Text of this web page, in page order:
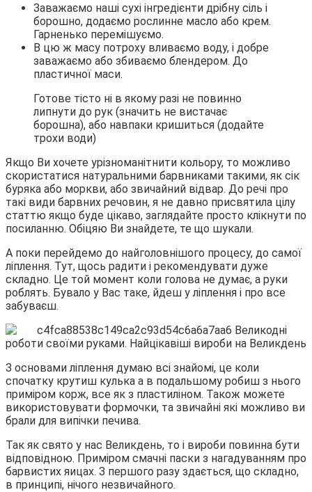
Заважаємо наші сухі інгредієнти дрібну сіль і
борошно, додаємо рослинне масло або крем.
Гарненько перемішуємо.
В цю ж масу потроху вливаємо воду, і добре
заважаємо або збиваємо блендером. До
пластичної маси.
Готове тісто ні в якому разі не повинно
липнути до рук (значить не вистачає
борошна), або навпаки кришиться (додайте
трохи води)
Якщо Ви хочете урізноманітнити кольору, то можливо
скористатися натуральними барвниками такими, як сік
буряка або моркви, або звичайний відвар. До речі про
такі види барвних речовин, я не давно присвятила цілу
статтю якщо буде цікаво, заглядайте просто клікнути по
посиланню. Обіцяю Ви знайдете, те що шукали.
А поки перейдемо до найголовнішого процесу, до самої
ліплення. Тут, щось радити і рекомендувати дуже
складно. Це той момент коли голова не думає, а руки
роблять. Бувало у Вас таке, йдеш у ліплення і про все
забуваєш.
З основами ліплення думаю всі знайомі, це коли
спочатку крутиш кулька а в подальшому робиш з нього
приміром корж, все як з пластиліном. Також можете
використовувати формочки, та звичайні які можливо ви
брали для випічки печива.
Так як свято у нас Великдень, то і вироби повинна бути
відповідною. Приміром смачні паски з нагадуванням про
барвистих яицах. З першого разу здається, що складно,
в принципі, нічого незвичайного.